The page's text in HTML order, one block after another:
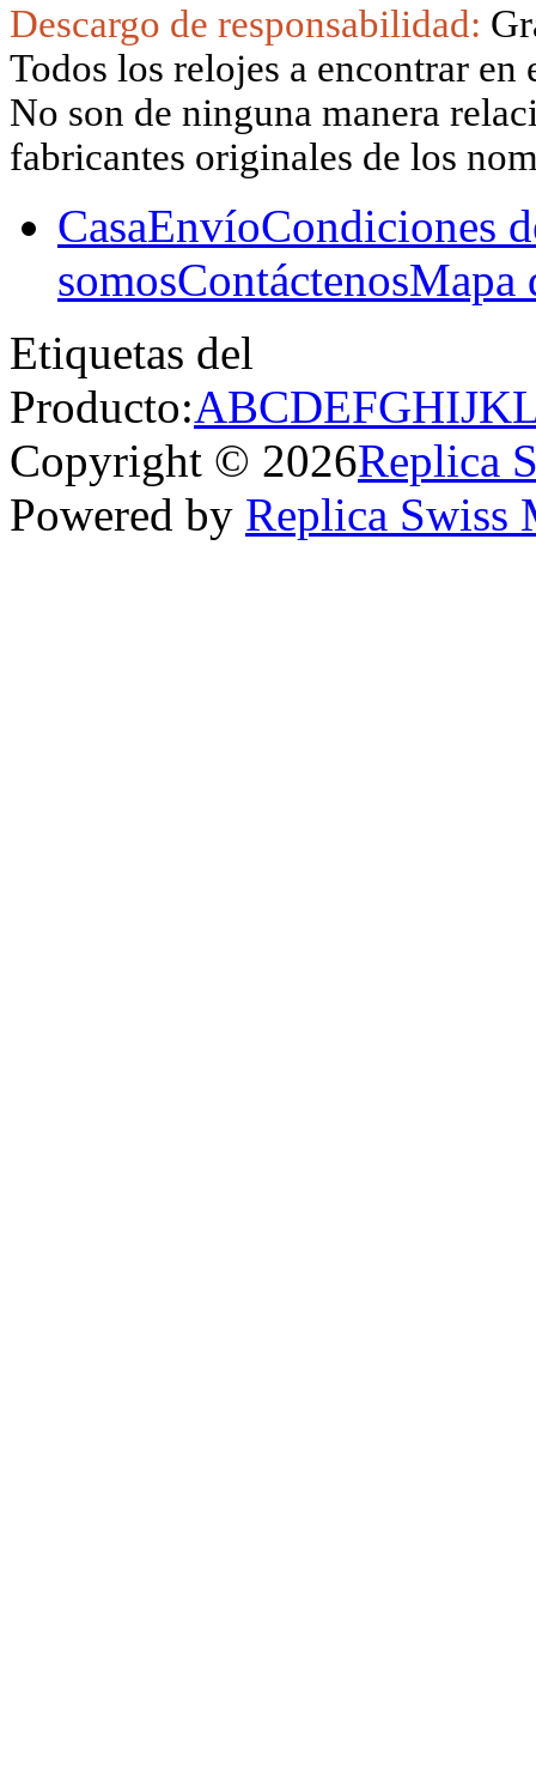
Descargo de responsabilidad:
Todos los relojes a encontrar
No son de ninguna manera
fabricantes originales de los
CasaEnvíoCondiciones
somosContáctenosMapa
Etiquetas del
Producto:ABCDEFGHIJK
Copyright © 2026Replica
Powered by Replica Swiss